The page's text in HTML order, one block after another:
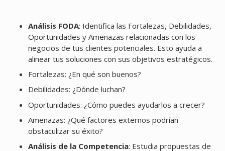
Análisis FODA: Identifica las Fortalezas, Debilidades,
Oportunidades y Amenazas relacionadas con los
negocios de tus clientes potenciales. Esto ayuda a
alinear tus soluciones con sus objetivos estratégicos.
Fortalezas: ¿En qué son buenos?
Debilidades: ¿Dónde luchan?
Oportunidades: ¿Cómo puedes ayudarlos a crecer?
Amenazas: ¿Qué factores externos podrían
obstaculizar su éxito?
Análisis de la Competencia: Estudia propuestas de